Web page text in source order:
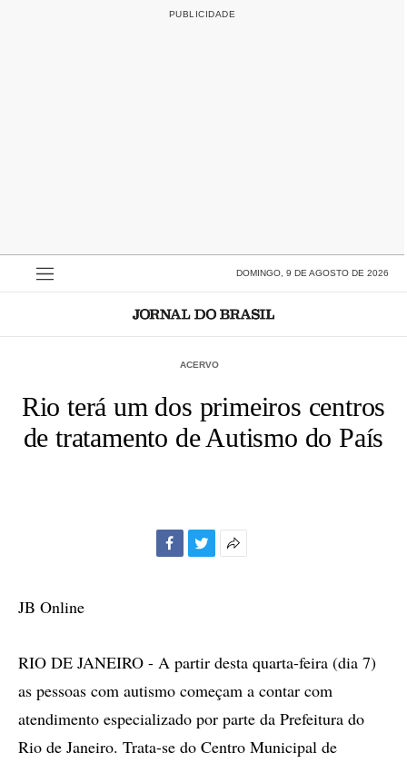
DOMINGO, 9 DE AGOSTO DE 2026
ACERVO
Rio terá um dos primeiros centros
de tratamento de Autismo do País
JB Online
RIO DE JANEIRO - A partir desta quarta-feira (dia 7)
as pessoas com autismo começam a contar com
atendimento especializado por parte da Prefeitura do
Rio de Janeiro. Trata-se do Centro Municipal de